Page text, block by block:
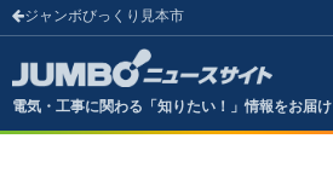
ジャンボびっくり見本市
電気・工事に関わる「知りたい！」情報をお届け